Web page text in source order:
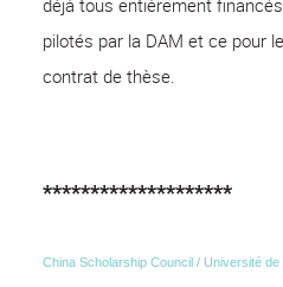
déjà tous entièrement
pilotés par la DAM et ce pour
contrat de thèse.
********************
China Scholarship Council / Université de